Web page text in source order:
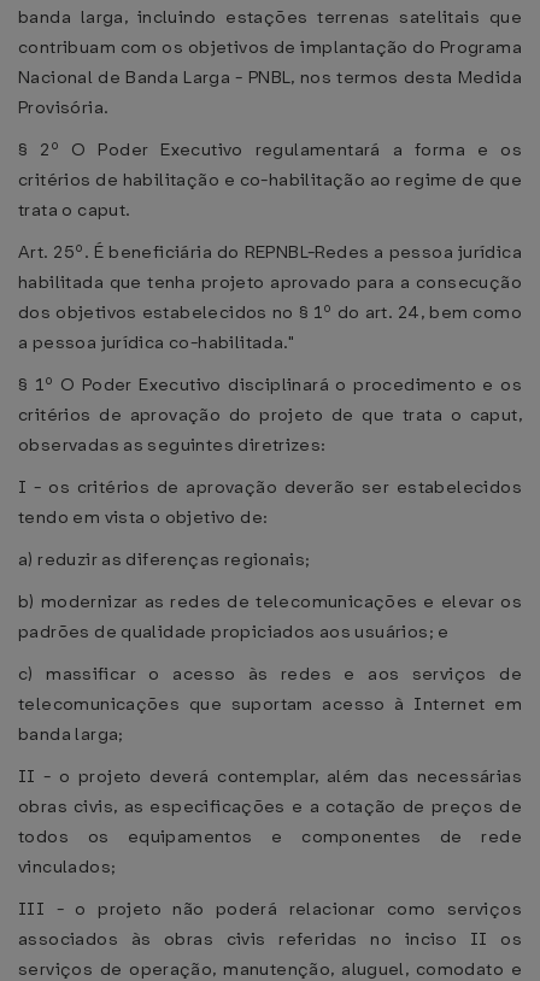
banda larga, incluindo estações terrenas satelitais que
contribuam com os objetivos de implantação do Programa
Nacional de Banda Larga - PNBL, nos termos desta Medida
Provisória.
§ 2º O Poder Executivo regulamentará a forma e os
critérios de habilitação e co-habilitação ao regime de que
trata o caput.
Art. 25º. É beneficiária do REPNBL-Redes a pessoa jurídica
habilitada que tenha projeto aprovado para a consecução
dos objetivos estabelecidos no § 1º do art. 24, bem como
a pessoa jurídica co-habilitada."
§ 1º O Poder Executivo disciplinará o procedimento e os
critérios de aprovação do projeto de que trata o caput,
observadas as seguintes diretrizes:
I - os critérios de aprovação deverão ser estabelecidos
tendo em vista o objetivo de:
a) reduzir as diferenças regionais;
b) modernizar as redes de telecomunicações e elevar os
padrões de qualidade propiciados aos usuários; e
c) massificar o acesso às redes e aos serviços de
telecomunicações que suportam acesso à Internet em
banda larga;
II - o projeto deverá contemplar, além das necessárias
obras civis, as especificações e a cotação de preços de
todos os equipamentos e componentes de rede
vinculados;
III - o projeto não poderá relacionar como serviços
associados às obras civis referidas no inciso II os
serviços de operação, manutenção, aluguel, comodato e